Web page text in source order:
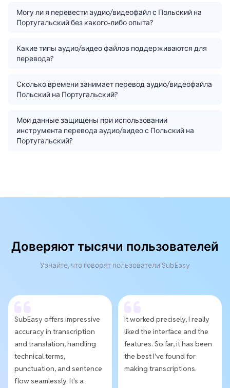
Могу ли я перевести аудио/видеофайл с Польский на
Португальский без какого-либо опыта?
Какие типы аудио/видео файлов поддерживаются для
перевода?
Сколько времени занимает перевод аудио/видеофайла
Польский на Португальский?
Мои данные защищены при использовании
инструмента перевода аудио/видео с Польский на
Португальский?
Доверяют тысячи пользователей
Узнайте, что говорят пользователи SubEasy
SubEasy offers impressive
accuracy in transcription
and translation, handling
technical terms,
punctuation, and sentence
flow seamlessly. It's a
It worked precisely, I really
liked the interface and the
features. So far, it has been
the best I've found for
making transcriptions.